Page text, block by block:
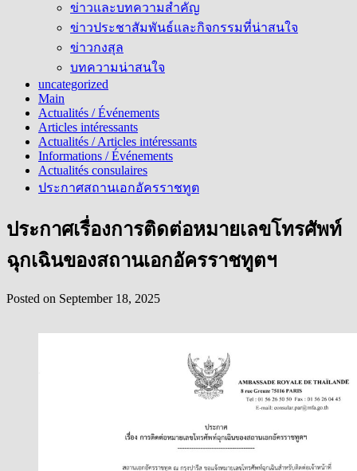
ข่าวและบทความสำคัญ
ข่าวประชาสัมพันธ์และกิจกรรมที่น่าสนใจ
ข่าวกงสุล
บทความน่าสนใจ
uncategorized
Main
Actualités / Événements
Articles intéressants
Actualités / Articles intéressants
Informations / Événements
Actualités consulaires
ประกาศสถานเอกอัครราชทูต
ประกาศเรื่องการติดต่อหมายเลขโทรศัพท์
ฉุกเฉินของสถานเอกอัครราชทูตฯ
Posted on September 18, 2025